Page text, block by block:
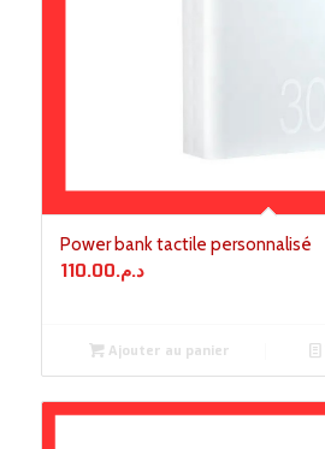
Power bank tactile personnalisé
د.م.110.00
Ajouter au panier